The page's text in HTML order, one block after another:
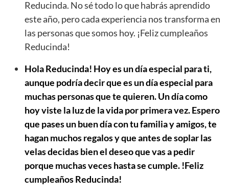
Reducinda. No sé todo lo que habrás aprendido
este año, pero cada experiencia nos transforma en
las personas que somos hoy. ¡Feliz cumpleaños
Reducinda!
Hola Reducinda! Hoy es un día especial para ti,
aunque podría decir que es un día especial para
muchas personas que te quieren. Un día como
hoy viste la luz de la vida por primera vez. Espero
que pases un buen día con tu familia y amigos, te
hagan muchos regalos y que antes de soplar las
velas decidas bien el deseo que vas a pedir
porque muchas veces hasta se cumple. !Feliz
cumpleaños Reducinda!